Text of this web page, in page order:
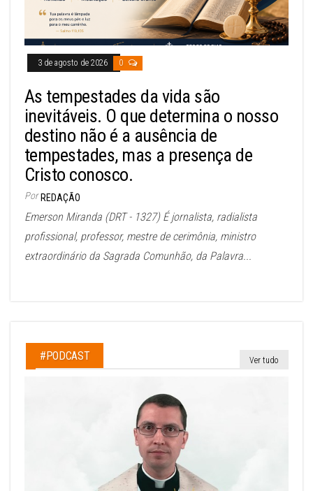
3 de agosto de 2026 0
As tempestades da vida são
inevitáveis. O que determina o nosso
destino não é a ausência de
tempestades, mas a presença de
Cristo conosco.
Por REDAÇÃO
Emerson Miranda (DRT - 1327) É jornalista, radialista
profissional, professor, mestre de cerimônia, ministro
extraordinário da Sagrada Comunhão, da Palavra...
#PODCAST Ver tudo